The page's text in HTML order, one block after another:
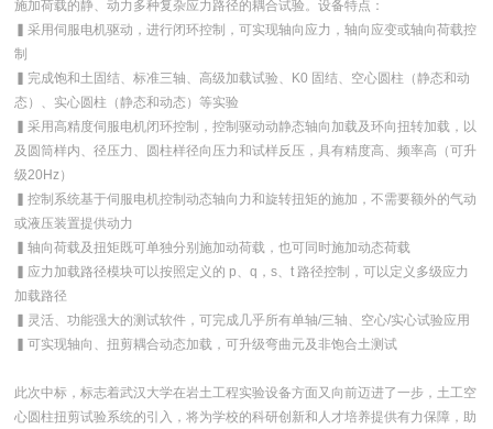
施加荷载的静、动力多种复杂应力路径的耦合试验。设备特点：
▍采用伺服电机驱动，进行闭环控制，可实现轴向应力，轴向应变或轴向荷载控
制
▍完成饱和土固结、标准三轴、高级加载试验、K0 固结、空心圆柱（静态和动
态）、实心圆柱（静态和动态）等实验
▍采用高精度伺服电机闭环控制，控制驱动动静态轴向加载及环向扭转加载，以
及圆筒样内、径压力、圆柱样径向压力和试样反压，具有精度高、频率高（可升
级20Hz）
▍控制系统基于伺服电机控制动态轴向力和旋转扭矩的施加，不需要额外的气动
或液压装置提供动力
▍轴向荷载及扭矩既可单独分别施加动荷载，也可同时施加动态荷载
▍应力加载路径模块可以按照定义的 p、q，s、t 路径控制，可以定义多级应力
加载路径
▍灵活、功能强大的测试软件，可完成几乎所有单轴/三轴、空心/实心试验应用
▍可实现轴向、扭剪耦合动态加载，可升级弯曲元及非饱合土测试
此次中标，标志着武汉大学在岩土工程实验设备方面又向前迈进了一步，土工空
心圆柱扭剪试验系统的引入，将为学校的科研创新和人才培养提供有力保障，助